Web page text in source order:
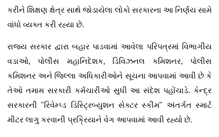
કરીને શિક્ષણ ક્ષેત્ર સાથે જોડાયેલા લોકો સરકારના આ નિર્ણય સામે
વાંધો વ્યક્ત કરી રહ્યા છે.
રાજ્ય સરકાર દ્વારા બહાર પાડવામાં આવેલા પરિપત્રમાં વિભાગીય
વડાઓ, પોલીસ મહાનિદેશક, ડિવિઝનલ કમિશનર, પોલીસ
કમિશનર અને જિલ્લા અધિકારીઓને સૂચના આપવામાં આવી છે કે
તેઓ તમામ સરકારી કર્મચારીઓ સુધી આ સંદેશ પહોંચાડે. કેન્દ્ર
સરકારની "રિવેમ્પ્ડ ડિસ્ટ્રિબ્યુશન સેક્ટર સ્કીમ" અંતર્ગત સ્માર્ટ
મીટર લાગુ કરવાની પ્રક્રિયાને વેગ આપવામાં આવી રહ્યો છે.